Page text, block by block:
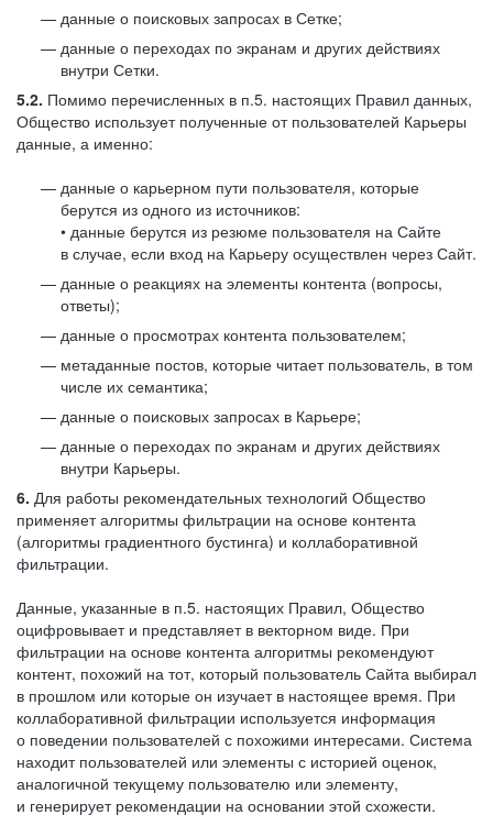
данные о поисковых запросах в Сетке;
данные о переходах по экранам и других действиях
внутри Сетки.
5.2. Помимо перечисленных в п.5. настоящих Правил данных,
Общество использует полученные от пользователей Карьеры
данные, а именно:
данные о карьерном пути пользователя, которые
берутся из одного из источников:
• данные берутся из резюме пользователя на Сайте
в случае, если вход на Карьеру осуществлен через Сайт.
данные о реакциях на элементы контента (вопросы,
ответы);
данные о просмотрах контента пользователем;
метаданные постов, которые читает пользователь, в том
числе их семантика;
данные о поисковых запросах в Карьере;
данные о переходах по экранам и других действиях
внутри Карьеры.
6. Для работы рекомендательных технологий Общество
применяет алгоритмы фильтрации на основе контента
(алгоритмы градиентного бустинга) и коллаборативной
фильтрации.
Данные, указанные в п.5. настоящих Правил, Общество
оцифровывает и представляет в векторном виде. При
фильтрации на основе контента алгоритмы рекомендуют
контент, похожий на тот, который пользователь Сайта выбирал
в прошлом или которые он изучает в настоящее время. При
коллаборативной фильтрации используется информация
о поведении пользователей с похожими интересами. Система
находит пользователей или элементы с историей оценок,
аналогичной текущему пользователю или элементу,
и генерирует рекомендации на основании этой схожести.